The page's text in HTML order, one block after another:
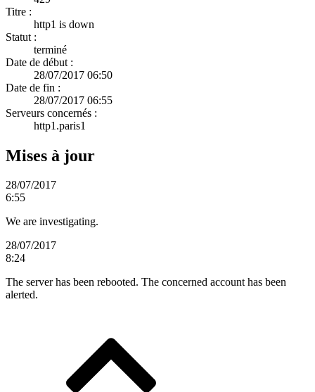
Titre :
http1 is down
Statut :
terminé
Date de début :
28/07/2017 06:50
Date de fin :
28/07/2017 06:55
Serveurs concernés :
http1.paris1
Mises à jour
28/07/2017
6:55
We are investigating.
28/07/2017
8:24
The server has been rebooted. The concerned account has been
alerted.